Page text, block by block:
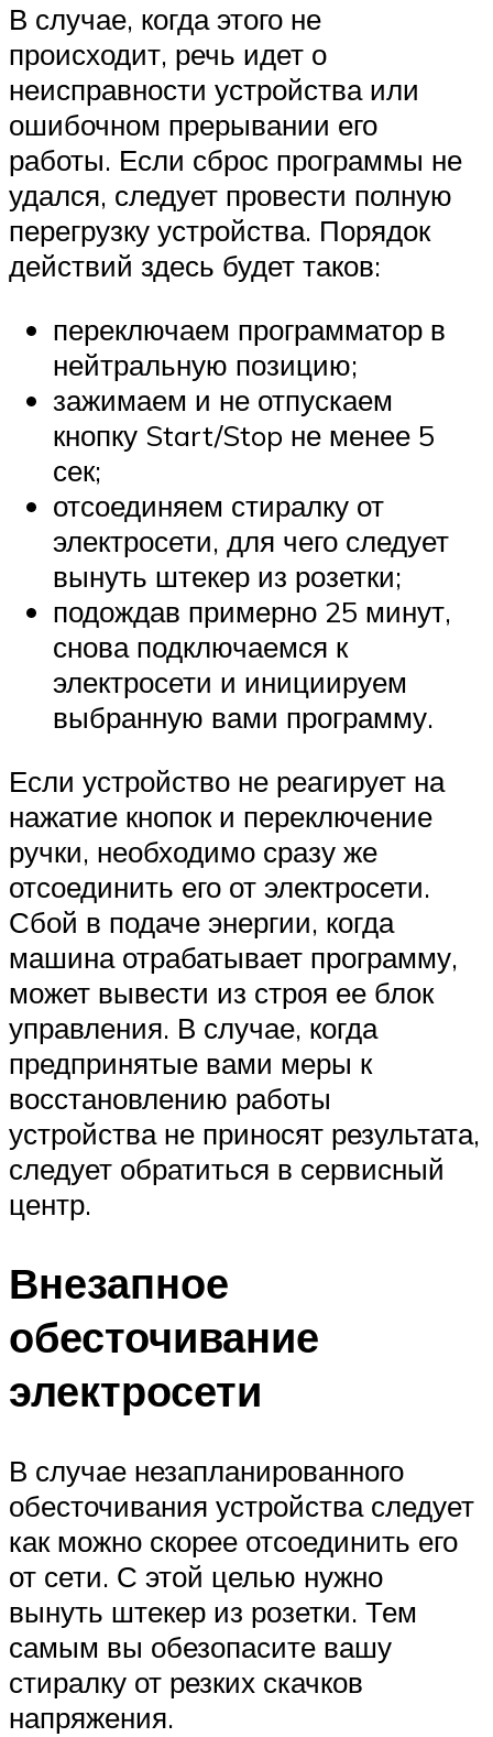
В случае, когда этого не
происходит, речь идет о
неисправности устройства или
ошибочном прерывании его
работы. Если сброс программы не
удался, следует провести полную
перегрузку устройства. Порядок
действий здесь будет таков:
переключаем программатор в
нейтральную позицию;
зажимаем и не отпускаем
кнопку Start/Stop не менее 5
сек;
отсоединяем стиралку от
электросети, для чего следует
вынуть штекер из розетки;
подождав примерно 25 минут,
снова подключаемся к
электросети и инициируем
выбранную вами программу.
Если устройство не реагирует на
нажатие кнопок и переключение
ручки, необходимо сразу же
отсоединить его от электросети.
Сбой в подаче энергии, когда
машина отрабатывает программу,
может вывести из строя ее блок
управления. В случае, когда
предпринятые вами меры к
восстановлению работы
устройства не приносят результата,
следует обратиться в сервисный
центр.
Внезапное
обесточивание
электросети
В случае незапланированного
обесточивания устройства следует
как можно скорее отсоединить его
от сети. С этой целью нужно
вынуть штекер из розетки. Тем
самым вы обезопасите вашу
стиралку от резких скачков
напряжения.